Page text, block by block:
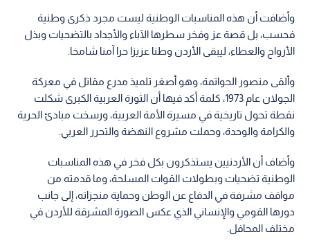
وأضافت أن هذه المناسبات الوطنية ليست مجرد ذكرى وطنية
فحسب، بل قصة عز وفخر سطرها الآباء والأجداد بالتضحيات وبذل
الأرواح والعطاء، ليبقى الأردن وطنا عزيزا حرا آمنا شامخا.
وألقى منصور الحواتمة، وهو أصغر تلميذ مدرع مقاتل في معركة
الجولان عام 1973، كلمة أكد فيها أن الثورة العربية الكبرى شكلت
نقطة تحول تاريخية في مسيرة الأمة العربية، ورسخت مبادئ الحرية
والكرامة والوحدة، وحملت مشروع النهضة والتحرر العربي.
وأضاف أن الأردنيين يستذكرون بكل فخر في هذه المناسبات
الوطنية تضحيات وبطولات القوات المسلحة، وما قدمته من
مواقف مشرفة في الدفاع عن الوطن وحماية منجزاته، إلى جانب
دورها القومي والإنساني الذي عكس الصورة المشرقة للأردن في
مختلف المحافل.